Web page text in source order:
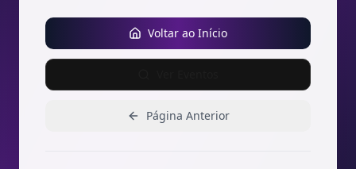
Voltar ao Início
Página Anterior